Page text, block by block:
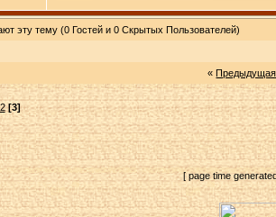
эту тему (0 Гостей и 0 Скрытых Пользователей)
«
2 [3]
[ page time